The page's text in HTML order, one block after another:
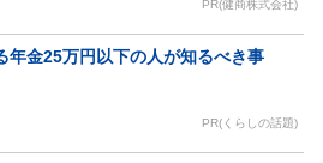
PR(健商株式会社)
年金25万円以下の人が知るべき事
PR(くらしの話題)